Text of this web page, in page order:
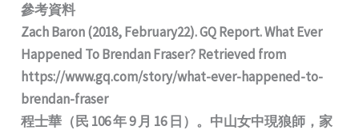
參考資料
Zach Baron (2018, February22). GQ Report. What Ever
Happened To Brendan Fraser? Retrieved from
https://www.gq.com/story/what-ever-happened-to-
brendan-fraser
程士華（民 106 年 9 月 16 日）。中山女中現狼師，家